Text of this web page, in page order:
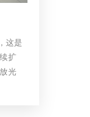
这是
扩
光